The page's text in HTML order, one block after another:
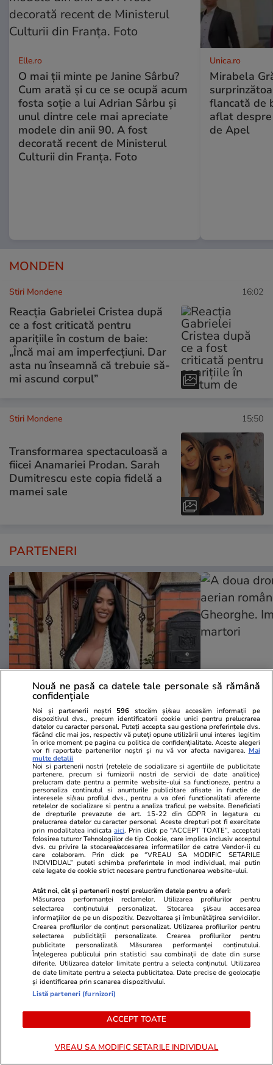
Elle.ro
O mai ții minte pe Janine Sârbu?
Cum arată și cu ce se ocupă acum
fosta soție a lui Adrian Sârbu și
unul dintre cele mai apreciate
modele din anii 90. A fost
decorată recent de Ministerul
Culturii din Franța. Foto
Unica.ro
Mirabela
flancată de
aflat
de Apel
MONDEN
Stiri Mondene 16:02
Reacția Gabrielei Cristea după
ce a fost criticată pentru
aparițiile în costum de baie:
„Încă mai am imperfecțiuni. Dar
asta nu înseamnă că trebuie să-
mi ascund corpul”
Stiri Mondene 15:50
Transformarea spectaculoasă a
fiicei Anamariei Prodan. Sarah
Dumitrescu este copia fidelă a
mamei sale
PARTENERI
TVMania.ro
A rupt tăcerea fără nicio rușine!
Daniela Crudu spune totul despre
activitatea ei de pe platformele
pentru adulți: „Fac ce vreau, e
wow!”
A doua
aerian
Gheorghe.
martori
PARTENERI
GSP.ro
Marea rivală a Simonei Halep, de
nerecunoscut pe plajele din
Ce s-a
Mircea
Nouă ne pasă ca datele tale personale să rămână
confidențiale
Noi și partenerii noștri 596 stocăm și/sau accesăm informații pe
dispozitivul dvs., precum identificatorii cookie unici pentru prelucrarea
datelor cu caracter personal. Puteți accepta sau gestiona preferințele dvs.
făcând clic mai jos, respectiv vă puteți opune utilizării unui interes legitim
în orice moment pe pagina cu politica de confidențialitate. Aceste alegeri
vor fi raportate partenerilor noștri și nu vă vor afecta navigarea. Mai
multe detalii
Noi si partenerii nostri (retelele de socializare si agentiile de publicitate
partenere, precum si furnizorii nostri de servicii de date analitice)
prelucram date pentru a permite website-ului sa functioneze, pentru a
personaliza continutul si anunturile publicitare afisate in functie de
interesele si/sau profilul dvs., pentru a va oferi functionalitati aferente
retelelor de socializare si pentru a analiza traficul pe website. Beneficiati
de drepturile prevazute de art. 15-22 din GDPR in legatura cu
prelucrarea datelor cu caracter personal. Aceste drepturi pot fi exercitate
prin modalitatea indicataaici. Prin click pe “ACCEPT TOATE”, acceptati
folosirea tuturor Tehnologiilor de tip Cookie, care implica inclusiv acceptul
dvs. cu privire la stocarea/accesarea informatiilor de catre Vendor-ii cu
care colaboram. Prin click pe “VREAU SA MODIFIC SETARILE
INDIVIDUAL” puteti schimba preferintele in mod individual, mai putin
cele legate de cookie strict necesare pentru functionarea website-ului.
Atât noi, cât și partenerii noștri prelucrăm datele pentru a oferi:
Măsurarea performanței reclamelor. Utilizarea profilurilor pentru
selectarea conținutului personalizat. Stocarea și/sau accesarea
informațiilor de pe un dispozitiv. Dezvoltarea și îmbunătățirea serviciilor.
Crearea profilurilor de conținut personalizat. Utilizarea profilurilor pentru
selectarea publicității personalizate. Crearea profilurilor pentru
publicitate personalizată. Măsurarea performanței conținutului.
Înțelegerea publicului prin statistici sau combinații de date din surse
diferite. Utilizarea datelor limitate pentru a selecta conținutul. Utilizarea
de date limitate pentru a selecta publicitatea. Date precise de geolocație
și identificarea prin scanarea dispozitivului.
Listă parteneri (furnizori)
ACCEPT TOATE
VREAU SA MODIFIC SETARILE INDIVIDUAL